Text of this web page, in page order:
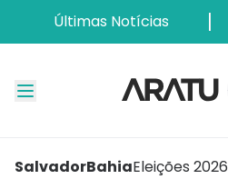
Últimas Notícias
SalvadorBahiaEleições 2026